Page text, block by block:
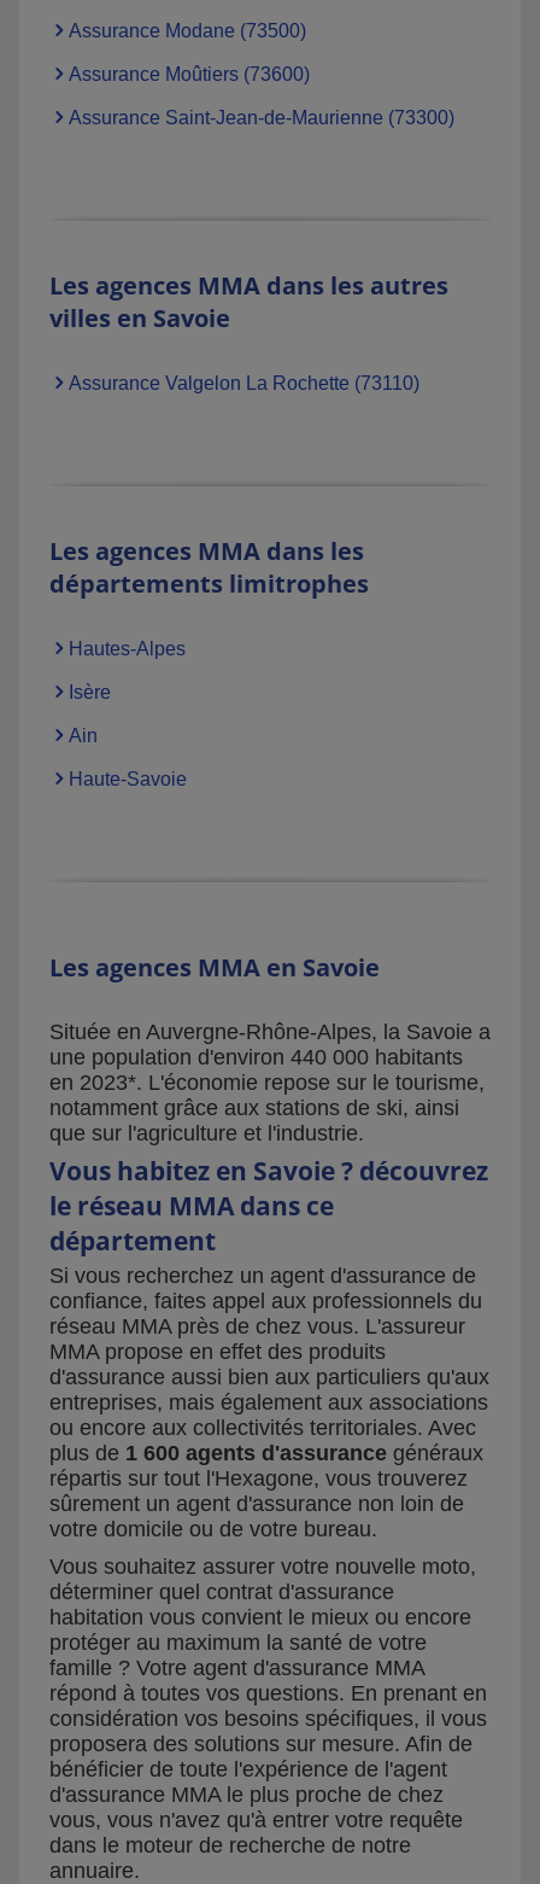
Assurance Modane (73500)
Assurance Moûtiers (73600)
Assurance Saint-Jean-de-Maurienne (73300)
Les agences MMA dans les autres
villes en Savoie
Assurance Valgelon La Rochette (73110)
Les agences MMA dans les
départements limitrophes
Hautes-Alpes
Isère
Ain
Haute-Savoie
Les agences MMA en Savoie
Située en Auvergne-Rhône-Alpes, la Savoie a
une population d'environ 440 000 habitants
en 2023*. L'économie repose sur le tourisme,
notamment grâce aux stations de ski, ainsi
que sur l'agriculture et l'industrie.
Vous habitez en Savoie ? découvrez
le réseau MMA dans ce
département
Si vous recherchez un agent d'assurance de
confiance, faites appel aux professionnels du
réseau MMA près de chez vous. L'assureur
MMA propose en effet des produits
d'assurance aussi bien aux particuliers qu'aux
entreprises, mais également aux associations
ou encore aux collectivités territoriales. Avec
plus de 1 600 agents d'assurance généraux
répartis sur tout l'Hexagone, vous trouverez
sûrement un agent d'assurance non loin de
votre domicile ou de votre bureau.
Vous souhaitez assurer votre nouvelle moto,
déterminer quel contrat d'assurance
habitation vous convient le mieux ou encore
protéger au maximum la santé de votre
famille ? Votre agent d'assurance MMA
répond à toutes vos questions. En prenant en
considération vos besoins spécifiques, il vous
proposera des solutions sur mesure. Afin de
bénéficier de toute l'expérience de l'agent
d'assurance MMA le plus proche de chez
vous, vous n'avez qu'à entrer votre requête
dans le moteur de recherche de notre
annuaire.